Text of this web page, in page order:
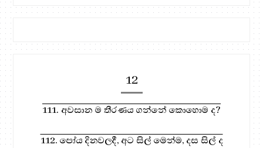
12
111. අවසාන ම තීරණය ගන්නේ කොහොම ද?
112. පෝය දිනවලදී, අට සිල් මෙන්ම, දස සිල් ද